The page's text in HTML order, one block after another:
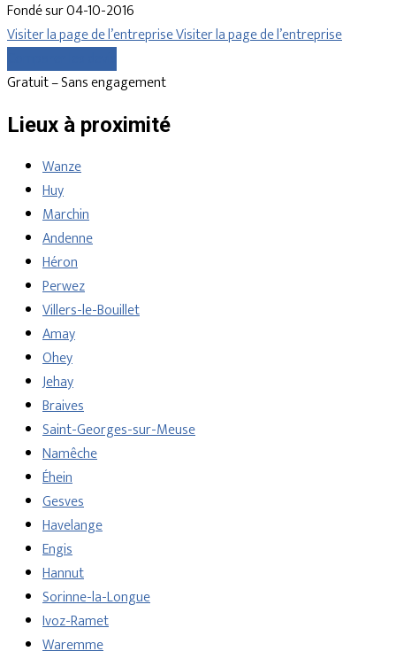
Fondé sur 04-10-2016
Visiter la page de l’entrepriseVisiter la page de l’entreprise
Gratuit – Sans engagement
Lieux à proximité
Wanze
Huy
Marchin
Andenne
Héron
Perwez
Villers-le-Bouillet
Amay
Ohey
Jehay
Braives
Saint-Georges-sur-Meuse
Namêche
Éhein
Gesves
Havelange
Engis
Hannut
Sorinne-la-Longue
Ivoz-Ramet
Waremme